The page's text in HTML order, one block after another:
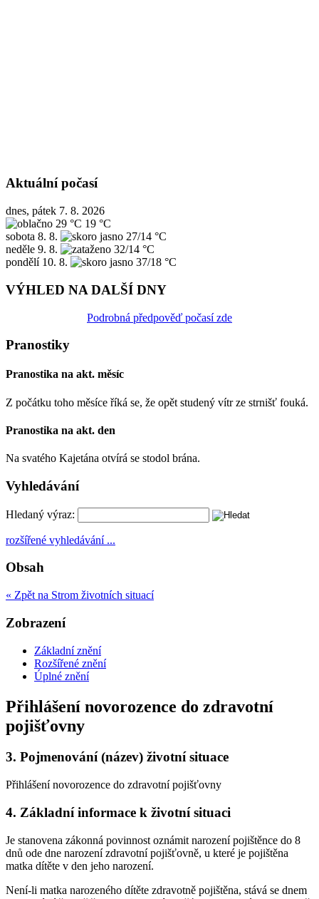
Aktuální počasí
dnes, pátek 7. 8. 2026
29 °C 19 °C
sobota 8. 8.
27/14 °C
neděle 9. 8.
32/14 °C
pondělí 10. 8. 37/18 °C
VÝHLED NA DALŠÍ DNY
Podrobná předpověď počasí zde
Pranostiky
Pranostika na akt. měsíc
Z počátku toho měsíce říká se, že opět studený vítr ze strnišť fouká.
Pranostika na akt. den
Na svatého Kajetána otvírá se stodol brána.
Vyhledávání
Hledaný výraz:
rozšířené vyhledávání ...
Obsah
« Zpět na Strom životních situací
Zobrazení
Základní znění
Rozšířené znění
Úplné znění
Přihlášení novorozence do zdravotní
pojišťovny
3. Pojmenování (název) životní situace
Přihlášení novorozence do zdravotní pojišťovny
4. Základní informace k životní situaci
Je stanovena zákonná povinnost oznámit narození pojištěnce do 8
dnů ode dne narození zdravotní pojišťovně, u které je pojištěna
matka dítěte v den jeho narození.
Není-li matka narozeného dítěte zdravotně pojištěna, stává se dnem